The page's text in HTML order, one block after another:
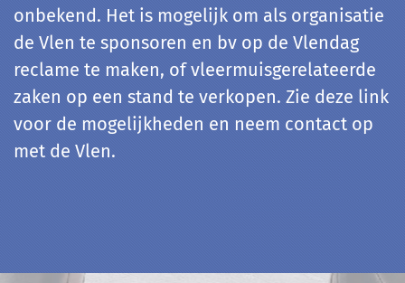
onbekend. Het is mogelijk om als organisatie
de Vlen te sponsoren en bv op de Vlendag
reclame te maken, of vleermuisgerelateerde
zaken op een stand te verkopen. Zie deze link
voor de mogelijkheden en neem contact op
met de Vlen.